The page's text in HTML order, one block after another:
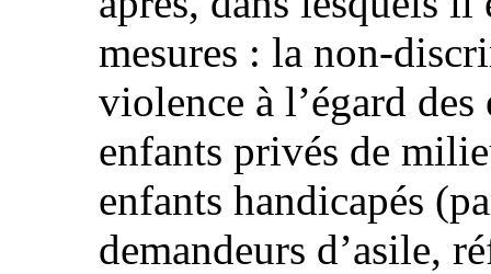
mesures : la non-
violence à l’égard
enfants privés de
enfants handicapés
demandeurs d’asile,